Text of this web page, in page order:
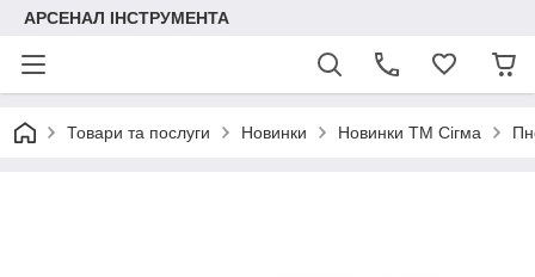
АРСЕНАЛ ІНСТРУМЕНТА
Товари та послуги Новинки Новинки ТМ Сігма